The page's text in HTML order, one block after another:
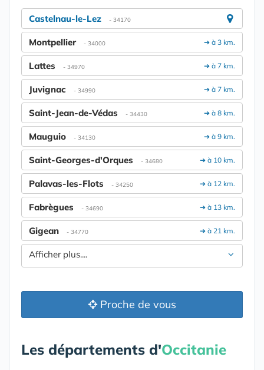
Castelnau-le-Lez - 34170
➔ à 3 km.
Montpellier - 34000
➔ à 7 km.
Lattes - 34970
➔ à 7 km.
Juvignac - 34990
➔ à 8 km.
Saint-Jean-de-Védas - 34430
➔ à 9 km.
Mauguio - 34130
➔ à 10 km.
Saint-Georges-d'Orques - 34680
➔ à 12 km.
Palavas-les-Flots - 34250
➔ à 13 km.
Fabrègues - 34690
➔ à 21 km.
Gigean - 34770
Afficher plus....
Proche de vous
Les départements d'Occitanie